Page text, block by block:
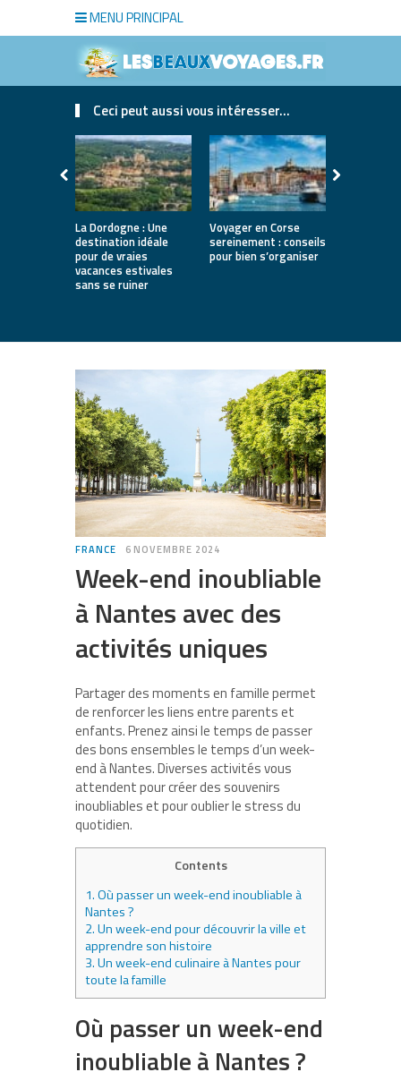
MENU PRINCIPAL
Ceci peut aussi vous intéresser...
La Dordogne : Une
destination idéale
pour de vraies
vacances estivales
sans se ruiner
Voyager en Corse
sereinement : conseils
pour bien s’organiser
FRANCE 6 NOVEMBRE 2024
Week-end inoubliable
à Nantes avec des
activités uniques
Partager des moments en famille permet
de renforcer les liens entre parents et
enfants. Prenez ainsi le temps de passer
des bons ensembles le temps d’un week-
end à Nantes. Diverses activités vous
attendent pour créer des souvenirs
inoubliables et pour oublier le stress du
quotidien.
Contents
1.Où passer un week-end inoubliable à
Nantes ?
2.Un week-end pour découvrir la ville et
apprendre son histoire
3.Un week-end culinaire à Nantes pour
toute la famille
Où passer un week-end
inoubliable à Nantes ?